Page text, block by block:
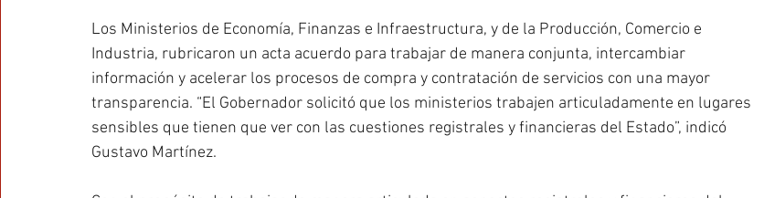
Los Ministerios de Economía, Finanzas e Infraestructura, y de la Producción, Comercio e
Industria, rubricaron un acta acuerdo para trabajar de manera conjunta, intercambiar
información y acelerar los procesos de compra y contratación de servicios con una mayor
transparencia. “El Gobernador solicitó que los ministerios trabajen articuladamente en lugares
sensibles que tienen que ver con las cuestiones registrales y financieras del Estado”, indicó
Gustavo Martínez.